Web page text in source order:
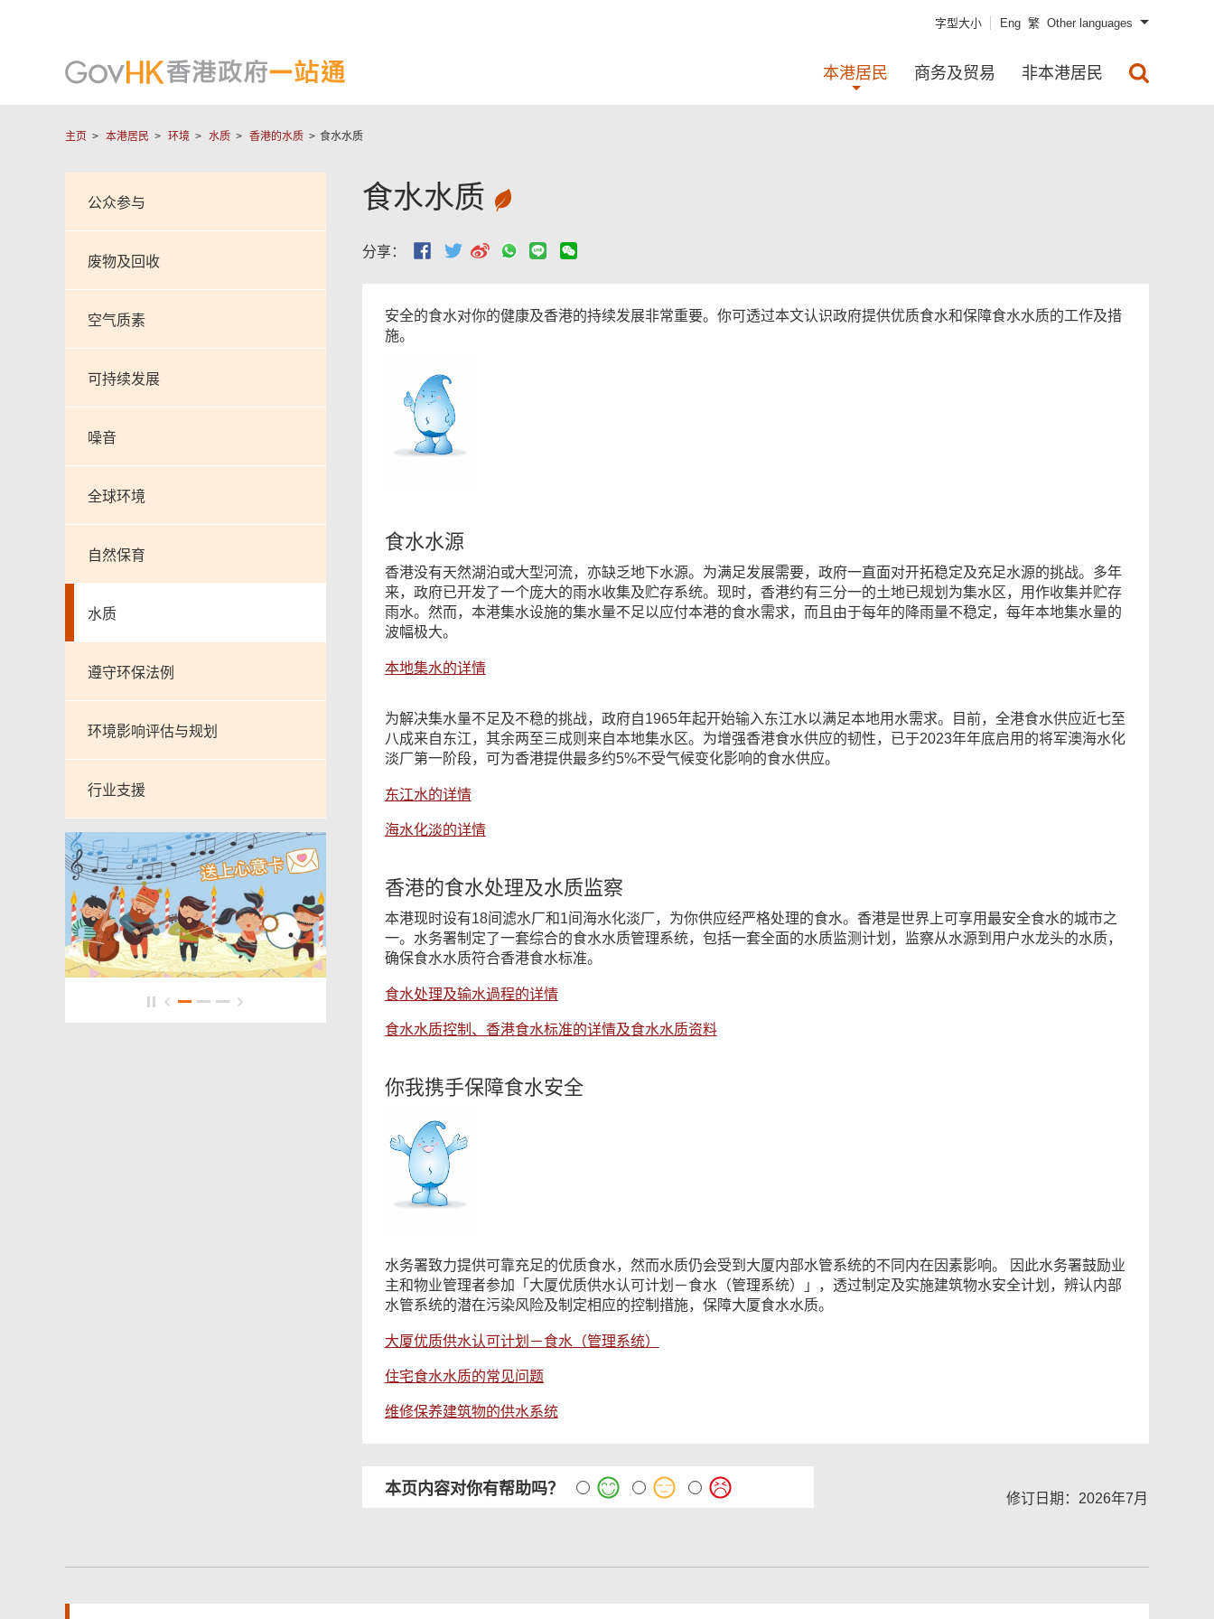
字型大小 Eng 繁 Other languages
本港居民 商务及贸易 非本港居民
主页 本港居民 环境 水质 香港的水质 食水水质
公众参与
废物及回收
空气质素
可持续发展
噪音
全球环境
自然保育
水质
遵守环保法例
环境影响评估与规划
行业支援
食水水质
分享：
安全的食水对你的健康及香港的持续发展非常重要。你可透过本文认识政府提供优质食水和保障食水水质的工作及措
施。
食水水源
香港没有天然湖泊或大型河流，亦缺乏地下水源。为满足发展需要，政府一直面对开拓稳定及充足水源的挑战。多年
来，政府已开发了一个庞大的雨水收集及贮存系统。现时，香港约有三分一的土地已规划为集水区，用作收集并贮存
雨水。然而，本港集水设施的集水量不足以应付本港的食水需求，而且由于每年的降雨量不稳定，每年本地集水量的
波幅极大。
本地集水的详情
为解决集水量不足及不稳的挑战，政府自1965年起开始输入东江水以满足本地用水需求。目前，全港食水供应近七至
八成来自东江，其余两至三成则来自本地集水区。为增强香港食水供应的韧性，已于2023年年底启用的将军澳海水化
淡厂第一阶段，可为香港提供最多约5%不受气候变化影响的食水供应。
东江水的详情
海水化淡的详情
香港的食水处理及水质监察
本港现时设有18间滤水厂和1间海水化淡厂，为你供应经严格处理的食水。香港是世界上可享用最安全食水的城市之
一。水务署制定了一套综合的食水水质管理系统，包括一套全面的水质监测计划，监察从水源到用户水龙头的水质，
确保食水水质符合香港食水标准。
食水处理及输水過程的详情
食水水质控制、香港食水标准的详情及食水水质资料
你我携手保障食水安全
水务署致力提供可靠充足的优质食水，然而水质仍会受到大厦内部水管系统的不同内在因素影响。 因此水务署鼓励业
主和物业管理者参加「大厦优质供水认可计划－食水（管理系统）」，透过制定及实施建筑物水安全计划，辨认内部
水管系统的潜在污染风险及制定相应的控制措施，保障大厦食水水质。
大厦优质供水认可计划－食水（管理系统）
住宅食水水质的常见问题
维修保养建筑物的供水系统
本页内容对你有帮助吗？
修订日期：2026年7月